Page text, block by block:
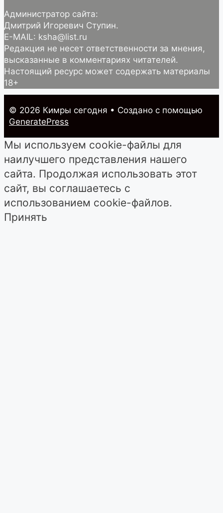
Администратор сайта:
Дмитрий Игоревич Ступин.
E-MAIL: ksha@list.ru
Редакция не несет ответственности за мнения,
высказанные в комментариях читателей.
Настоящий ресурс может содержать материалы
18+
© 2026 Кимры cегодня • Создано с помощью
GeneratePress
Мы используем cookie-файлы для
наилучшего представления нашего
сайта. Продолжая использовать этот
сайт, вы соглашаетесь с
использованием cookie-файлов.
Принять